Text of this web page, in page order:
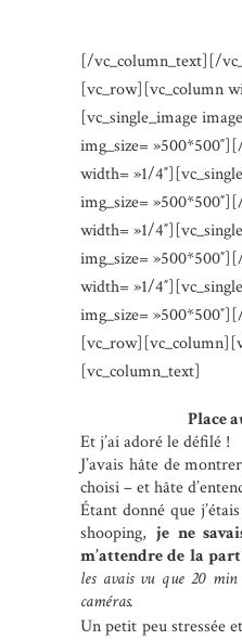
[/vc_column_text][/
[vc_row][vc_column
[vc_single_image
img_size=
width= »1/
img_size=
width= »1/
img_size=
width= »1/
img_size=
[vc_column_text]
Place
Et j’ai adoré le défilé !
J’avais hâte de
choisi – et hâte
Étant donné que
shooping, je ne
m’attendre de la
les avais vu que 20
caméras.
Un petit peu stressée